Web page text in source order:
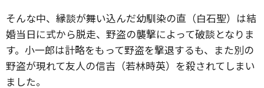
そんな中、縁談が舞い込んだ幼馴染の直（白石聖）は結
婚当日に式から脱走、野盗の襲撃によって破談となりま
す。小一郎は計略をもって野盗を撃退するも、また別の
野盗が現れて友人の信吉（若林時英）を殺されてしまい
ました。